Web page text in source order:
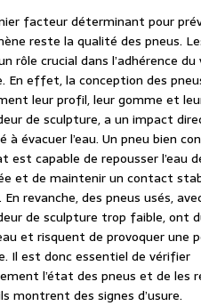
facteur déterminant pour
reste la qualité des pneus.
rôle crucial dans l’adhérence du
En effet, la conception des
leur profil, leur gomme et
de sculpture, a un impact
à évacuer l’eau. Un pneu bien
est capable de repousser l’eau
et de maintenir un contact
revanche, des pneus usés,
de sculpture trop faible, ont
et risquent de provoquer une
Il est donc essentiel de vérifier
l’état des pneus et de les
montrent des signes d’usure.